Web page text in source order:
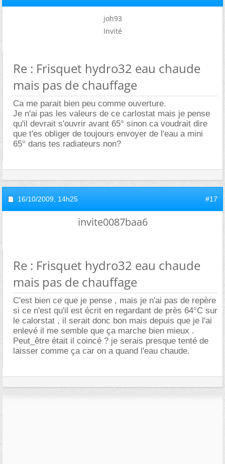
joh93
Invité
Re : Frisquet hydro32 eau chaude
mais pas de chauffage
Ca me parait bien peu comme ouverture.
Je n'ai pas les valeurs de ce carlostat mais je pense
qu'il devrait s'ouvrir avant 65° sinon ca voudrait dire
que t'es obliger de toujours envoyer de l'eau a mini
65° dans tes radiateurs non?
16/10/2009, 14h25 #17
invite0087baa6
Re : Frisquet hydro32 eau chaude
mais pas de chauffage
C'est bien ce que je pense , mais je n'ai pas de repère
si ce n'est qu'il est écrit en regardant de près 64°C sur
le calorstat , il serait donc bon mais depuis que je l'ai
enlevé il me semble que ça marche bien mieux .
Peut_être était il coincé ? je serais presque tenté de
laisser comme ça car on a quand l'eau chaude.